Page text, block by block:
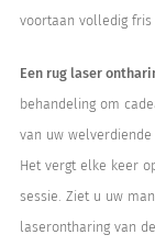
voortaan volledig
Een rug laser
behandeling om
van uw
Het vergt elke keer
sessie. Ziet u uw
laserontharing van